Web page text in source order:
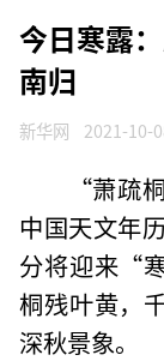
今日寒露
南归
新华网 2021-10-
“萧疏
中国天文年
分将迎来“
桐残叶黄，
深秋景象。